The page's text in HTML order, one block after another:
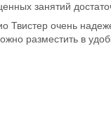
занятий
Твистер очень
разместить в